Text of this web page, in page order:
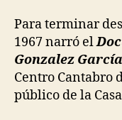
Para terminar
1967 narró el
Gonzalez García
Centro Cantabro
público de la